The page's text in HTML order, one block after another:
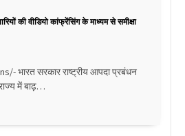
की वीडियो कांफ्रेंसिंग के माध्यम से समीक्षा
भारत सरकार राष्ट्रीय आपदा प्रबंधन
राज्य में बाढ़…